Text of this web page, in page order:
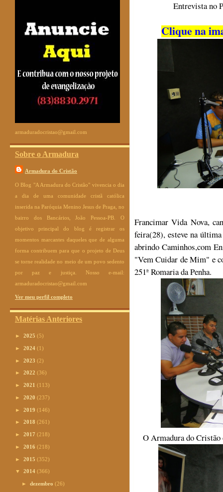
armaduradocristao@gmail.com
Sobre o Armadura
Armadura do Cristão
O Blog "A Armadura do Cristão" vivencia o dia
a dia de uma comunidade cristã católica
inserida na Paróquia Menino Jesus de Praga, no
bairro dos Bancários, João Pessoa-PB. O
objetivo principal do blog é registrar os
momentos marcantes daqueles que de alguma
forma contribuem para que o projeto de Deus
se torne realidade no meio de um povo sedento
por paz e justiça. Nosso e-mail:
armaduradocristao@gmail.com
Ver meu perfil completo
Matérias Anteriores
► 2025 (5)
► 2024 (1)
► 2023 (2)
► 2022 (36)
► 2021 (113)
► 2020 (237)
► 2019 (146)
► 2018 (261)
► 2017 (218)
► 2016 (218)
► 2015 (352)
▼ 2014 (366)
►dezembro(26)
Entrevista no
Clique na
Francimar Vida Nova,
feira(28), esteve na
abrindo Caminhos,com
"Vem Cuidar de Mim" e
251ª Romaria da Penha.
O Armadura do Cristão